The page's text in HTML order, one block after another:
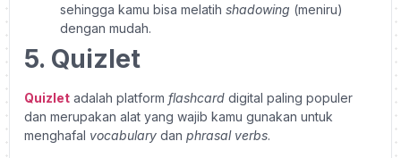
sehingga kamu bisa melatih shadowing (meniru)
dengan mudah.
5. Quizlet
Quizlet adalah platform flashcard digital paling populer
dan merupakan alat yang wajib kamu gunakan untuk
menghafal vocabulary dan phrasal verbs.